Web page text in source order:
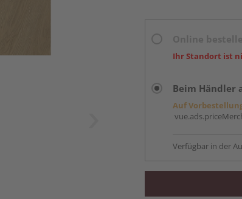
Ihr Standort ist
Beim Händler
Auf
Verfügbar in der